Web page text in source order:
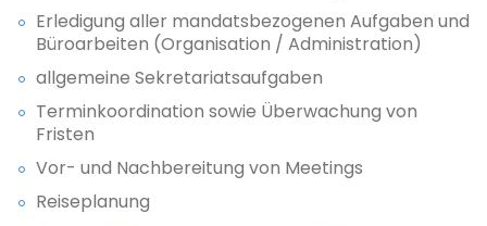
Erledigung aller mandatsbezogenen Aufgaben und
Büroarbeiten (Organisation / Administration)
allgemeine Sekretariatsaufgaben
Terminkoordination sowie Überwachung von
Fristen
Vor- und Nachbereitung von Meetings
Reiseplanung